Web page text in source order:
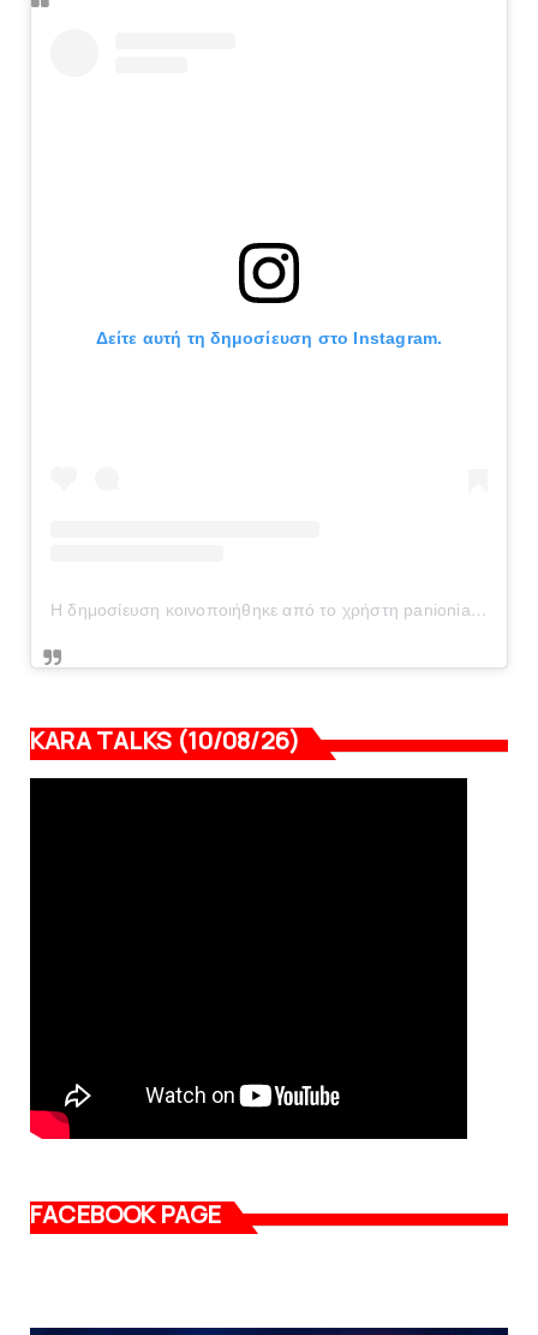
Δείτε αυτή τη δημοσίευση στο Instagram.
Η δημοσίευση κοινοποιήθηκε από το χρήστη panionianea.gr (@panionianea.gr)
KARA TALKS (10/08/26)
FACEBOOK PAGE